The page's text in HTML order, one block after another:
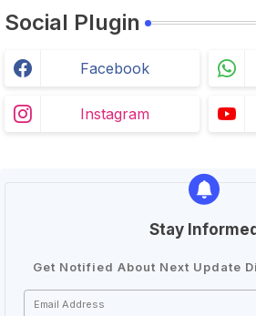
Social Plugin
Facebook
Instagram
Stay
Get Notified About Next Update